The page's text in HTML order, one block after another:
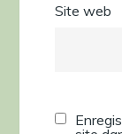
Site web